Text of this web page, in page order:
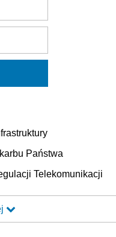
Państwa
Telekomunikacji
i Budownictwa